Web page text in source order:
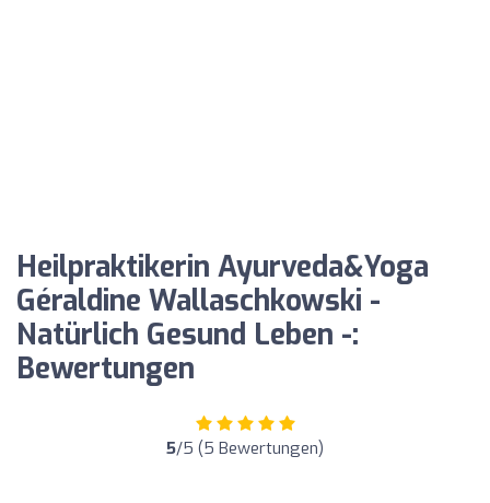
Heilpraktikerin Ayurveda&Yoga
Géraldine Wallaschkowski -
Natürlich Gesund Leben -:
Bewertungen
5/5 (5 Bewertungen)